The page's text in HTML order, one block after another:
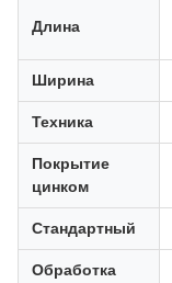
Длина
Ширина
Техника
Покрытие
цинком
Стандартный
Обработка